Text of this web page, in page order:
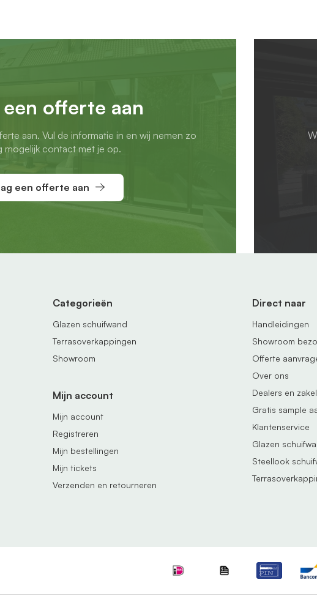
offerte aan
aan. Vul de informatie in en wij nemen zo
mogelijk contact met je op.
een offerte aan
Categorieën
Glazen schuifwand
Terrasoverkappingen
Showroom
Mijn account
Mijn account
Registreren
Mijn bestellingen
Mijn tickets
Verzenden en retourneren
Direct naar
Handleidingen
Showroom
Offerte
Over ons
Dealers en
Gratis sample
Klantenservice
Glazen
Steellook